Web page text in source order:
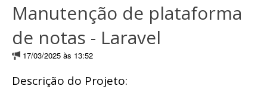
Manutenção de plataforma
de notas - Laravel
17/03/2025 às 13:52
Descrição do Projeto: